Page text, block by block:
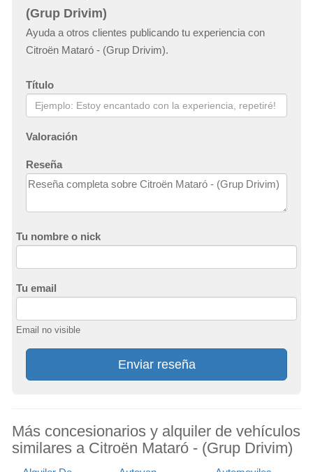
(Grup Drivim)
Ayuda a otros clientes publicando tu experiencia con
Citroën Mataró - (Grup Drivim).
Título
Valoración
Reseña
Tu nombre o nick
Tu email
Email no visible
Enviar reseña
Más concesionarios y alquiler de vehículos
similares a Citroën Mataró - (Grup Drivim)